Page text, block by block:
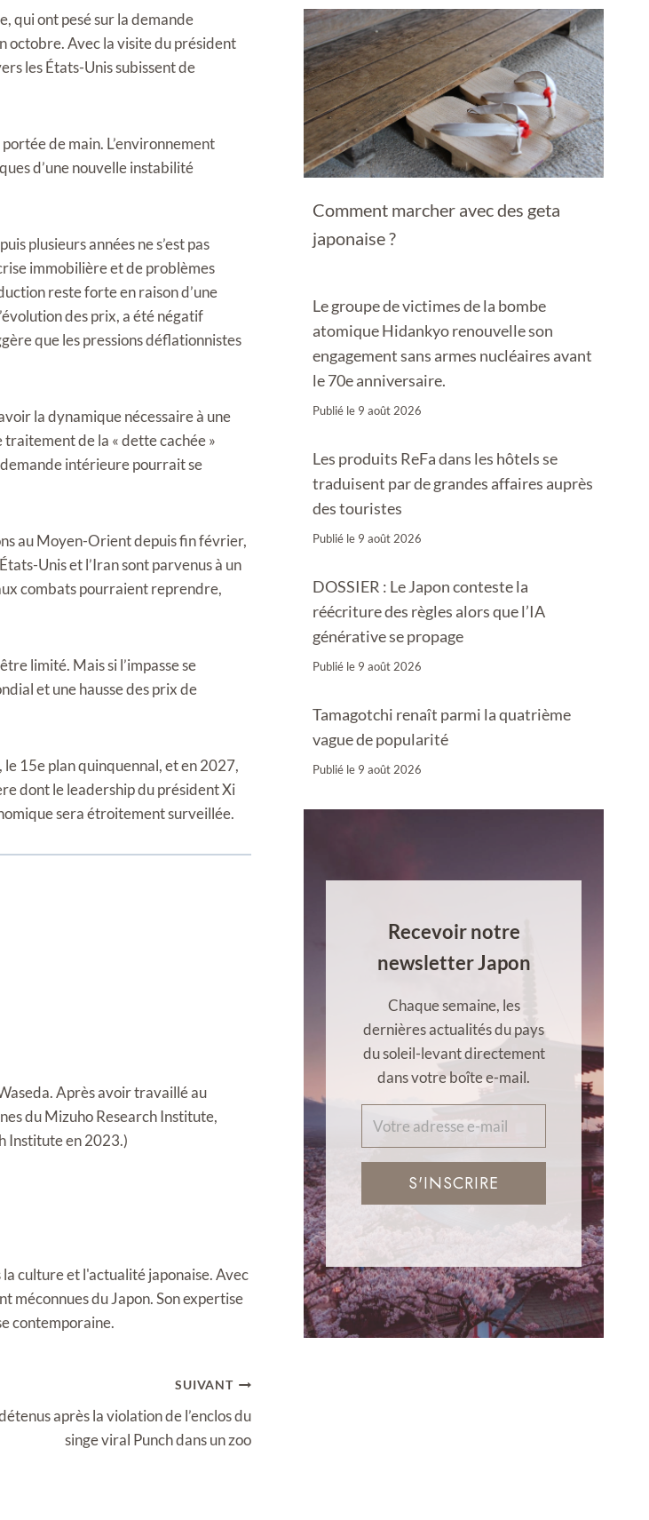
qui ont pesé sur la demande
octobre. Avec la visite du président
les États-Unis subissent de
de main. L’environnement
d’une nouvelle instabilité
plusieurs années ne s’est pas
immobilière et de problèmes
reste forte en raison d’une
des prix, a été négatif
que les pressions déflationnistes
la dynamique nécessaire à une
de la « dette cachée »
intérieure pourrait se
au Moyen-Orient depuis fin février,
Unis et l’Iran sont parvenus à un
combats pourraient reprendre,
limité. Mais si l’impasse se
et une hausse des prix de
15e plan quinquennal, et en 2027,
dont le leadership du président Xi
sera étroitement surveillée.
Après avoir travaillé au
du Mizuho Research Institute,
Institute en 2023.)
culture et l'actualité japonaise. Avec
méconnues du Japon. Son expertise
contemporaine.
SUIVANT
après la violation de l’enclos du
singe viral Punch dans un zoo
Comment marcher avec des geta
japonaise ?
Le groupe de victimes de la bombe
atomique Hidankyo renouvelle son
engagement sans armes nucléaires avant
le 70e anniversaire.
Publié le 9 août 2026
Les produits ReFa dans les hôtels se
traduisent par de grandes affaires auprès
des touristes
Publié le 9 août 2026
DOSSIER : Le Japon conteste la
réécriture des règles alors que l’IA
générative se propage
Publié le 9 août 2026
Tamagotchi renaît parmi la quatrième
vague de popularité
Publié le 9 août 2026
Recevoir notre
newsletter Japon
Chaque semaine, les
dernières actualités du pays
du soleil-levant directement
dans votre boîte e-mail.
S'INSCRIRE